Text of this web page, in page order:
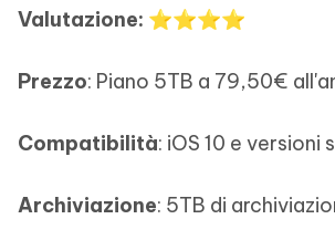
Valutazione: ⭐⭐⭐⭐
Prezzo: Piano 5TB a 79,50€
Compatibilità: iOS 10 e versioni
Archiviazione: 5TB di